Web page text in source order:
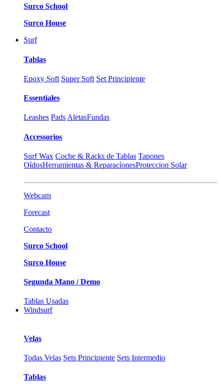
Surco School
Surco House
Surf
Tablas
Epoxy Soft Super Soft Set Principiente
Essentiales
Leashes Pads AletasFundas
Accessorios
Surf Wax Coche & Racks de Tablas Tapones
OídosHerramientas & ReparacíonesProteccion Solar
Webcam
Forecast
Contacto
Surco School
Surco House
Segunda Mano / Demo
Tablas Usadas
Windsurf
Velas
Todas Velas Sets Principiente Sets Intermedio
Tablas